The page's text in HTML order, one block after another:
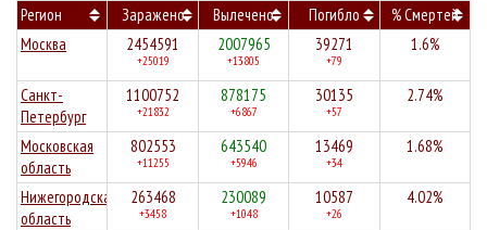
Регион Заражено Вылечено Погибло
% Смертей
Москва
2454591
+25019
2007965
+13805
39271
+79
1.6%
Санкт-
Петербург
1100752
+21832
878175
+6867
30135
+57
2.74%
Московская
область
802553
+11255
643540
+5946
13469
+34
1.68%
Нижегородская
область
263468
+3458
230089
+1048
10587
+26
4.02%